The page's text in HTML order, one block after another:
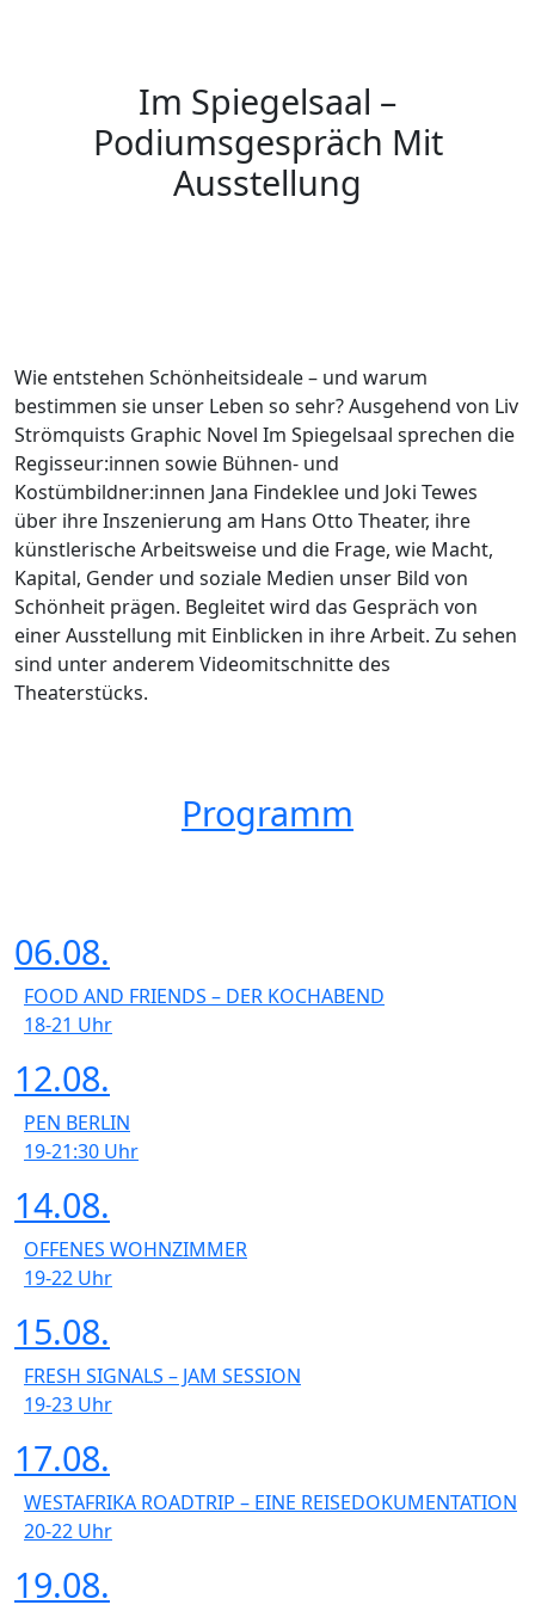
Im Spiegelsaal –
Podiumsgespräch Mit
Ausstellung
Wie entstehen Schönheitsideale – und warum
bestimmen sie unser Leben so sehr? Ausgehend von Liv
Strömquists Graphic Novel Im Spiegelsaal sprechen die
Regisseur:innen sowie Bühnen- und
Kostümbildner:innen Jana Findeklee und Joki Tewes
über ihre Inszenierung am Hans Otto Theater, ihre
künstlerische Arbeitsweise und die Frage, wie Macht,
Kapital, Gender und soziale Medien unser Bild von
Schönheit prägen. Begleitet wird das Gespräch von
einer Ausstellung mit Einblicken in ihre Arbeit. Zu sehen
sind unter anderem Videomitschnitte des
Theaterstücks.
Programm
06.08.
FOOD AND FRIENDS – DER KOCHABEND
18-21 Uhr
12.08.
PEN BERLIN
19-21:30 Uhr
14.08.
OFFENES WOHNZIMMER
19-22 Uhr
15.08.
FRESH SIGNALS – JAM SESSION
19-23 Uhr
17.08.
WESTAFRIKA ROADTRIP – EINE REISEDOKUMENTATION
20-22 Uhr
19.08.